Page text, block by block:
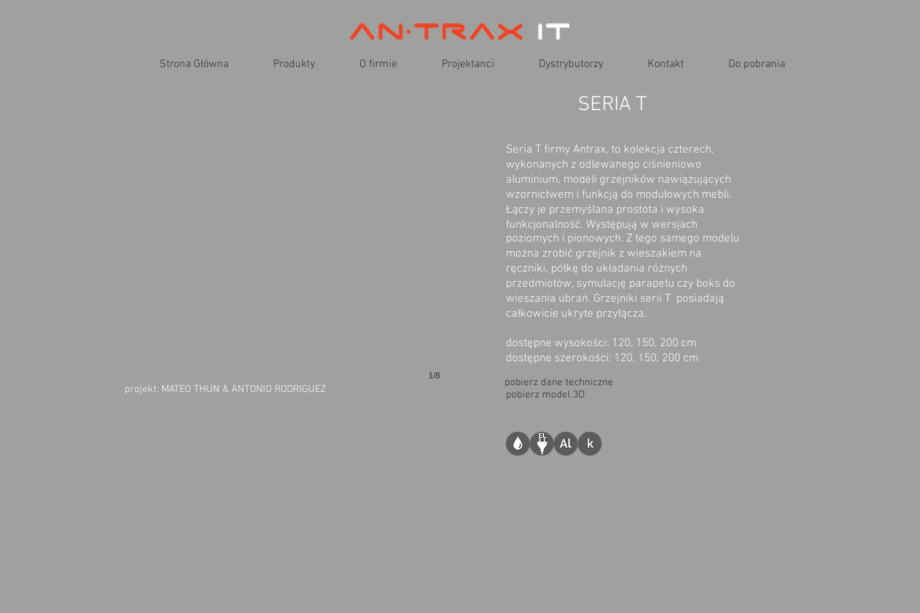
Strona Główna Produkty O firmie Projektanci Dystrybutorzy Kontakt Do pobrania
SERIA T
1/8
projekt: MATEO THUN & ANTONIO RODRIGUEZ
Seria T firmy Antrax, to kolekcja czterech,
wykonanych z odlewanego ciśnieniowo
aluminium, modeli grzejników nawiązujących
wzornictwem i funkcją do modułowych mebli.
Łączy je przemyślana prostota i wysoka
funkcjonalność. Występują w wersjach
poziomych i pionowych. Z tego samego modelu
można zrobić grzejnik z wieszakiem na
ręczniki, półkę do układania różnych
przedmiotów, symulację parapetu czy boks do
wieszania ubrań. Grzejniki serii T posiadają
całkowicie ukryte przyłącza.
dostępne wysokości: 120, 150, 200 cm
dostępne szerokości: 120, 150, 200 cm
pobierz dane techniczne
pobierz model 3D